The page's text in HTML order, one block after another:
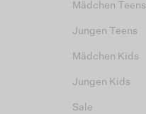
Mädchen Teens
Jungen Teens
Mädchen Kids
Jungen Kids
Sale